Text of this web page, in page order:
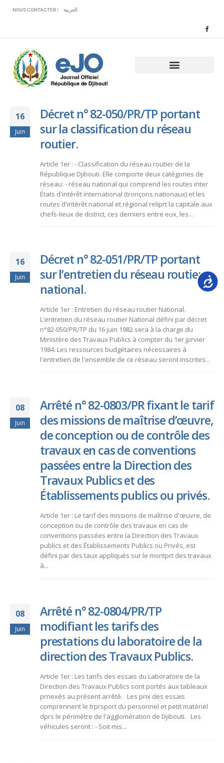
comprend
système
NOUS CONTACTER | العربية
16
Juin
Décret n° 82-050/PR/TP portant
sur la classification du réseau
routier.
Article 1er : - Classification du réseau routier de la
République Djibouti. Elle comporte deux catégories de
réseau: - réseau national qui comprend les routes inter
États d'intérêt international (tronçons nationaux) et les
routes d'intérêt national et régional reliprt la capitale aux
chefs-lieux de district, ces derniers entre eux, les...
16
Juin
Décret n° 82-051/PR/TP portant
sur l’entretien du réseau routier
national.
Article 1er : Entretien du réseau routier National.
L'entretien du réseau routier National défini par décret
n°82-050/PR/TP du 16 juin 1982 sera à la charge du
Ministère des Travaux Publics à compter du 1er jprvier
1984. Les ressources budgétaires nécessaires à
l'entretien de l'ensemble de ce réseau seront inscrites...
08
Juin
Arrêté n° 82-0803/PR fixant le tarif
des missions de maîtrise d’œuvre,
de conception ou de contrôle des
travaux en cas de conventions
passées entre la Direction des
Travaux Publics et des
Établissements publics ou privés.
Article 1er : Le tarif des missions de maîtrise d'œuvre, de
conception ou de contrôle des travaux en cas de
conventions passées entre la Direction des Travaux
publics et des Établissements Publics ou Privés, est
défini par des taux appliqués sur le montprt des travaux
à...
08
Juin
Arrêté n° 82-0804/PR/TP
modifiant les tarifs des
prestations du laboratoire de la
direction des Travaux Publics.
Article 1er : Les tarifs des essais du Laboratoire de la
Direction des Travaux Publics sont portés aux tableaux
prnexés au présent arrêté. Les prix des essais
comprennent le trprsport du personnel et petit matériel
dprs le périmètre de l'agglomération de Djibouti. Les
véhicules seront : - Soit mis...